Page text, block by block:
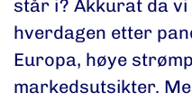
står i? Akkurat da
hverdagen etter
Europa, høye
markedsutsikter.